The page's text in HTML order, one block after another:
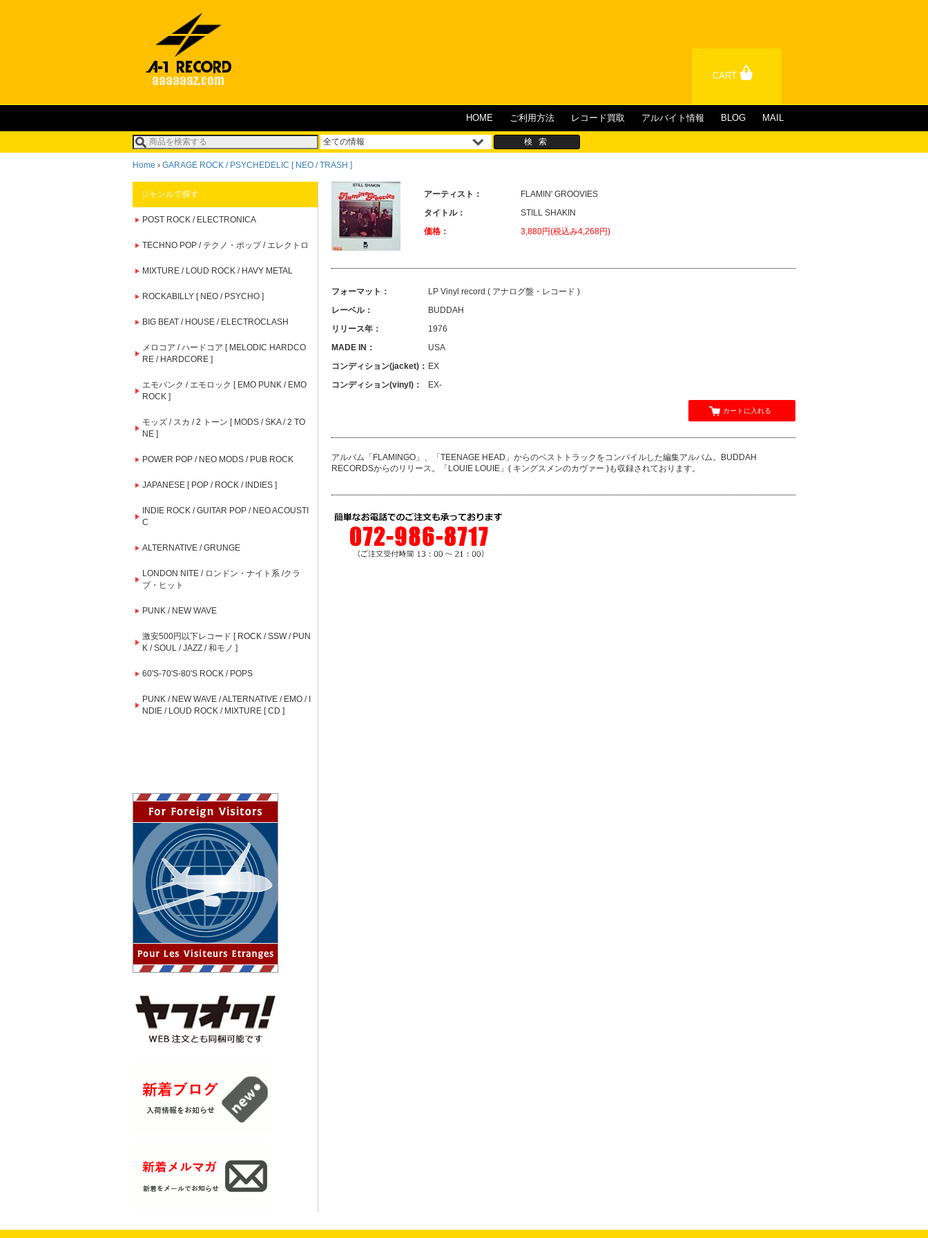
CART
HOME ご利用方法 レコード買取 アルバイト情報 BLOG MAIL
Home › GARAGE ROCK / PSYCHEDELIC [ NEO / TRASH ]
ジャンルで探す
POST ROCK / ELECTRONICA
TECHNO POP / テクノ・ポップ / エレクトロ
MIXTURE / LOUD ROCK / HAVY METAL
ROCKABILLY [ NEO / PSYCHO ]
BIG BEAT / HOUSE / ELECTROCLASH
メロコア / ハードコア [ MELODIC HARDCO
RE / HARDCORE ]
エモパンク / エモロック [ EMO PUNK / EMO
ROCK ]
モッズ / スカ / 2 トーン [ MODS / SKA / 2 TO
NE ]
POWER POP / NEO MODS / PUB ROCK
JAPANESE [ POP / ROCK / INDIES ]
INDIE ROCK / GUITAR POP / NEO ACOUSTI
C
ALTERNATIVE / GRUNGE
LONDON NITE / ロンドン・ナイト系 /クラ
ブ・ヒット
PUNK / NEW WAVE
激安500円以下レコード [ ROCK / SSW / PUN
K / SOUL / JAZZ / 和モノ ]
60'S-70'S-80'S ROCK / POPS
PUNK / NEW WAVE / ALTERNATIVE / EMO / I
NDIE / LOUD ROCK / MIXTURE [ CD ]
アーティスト：
FLAMIN' GROOVIES
タイトル：
STILL SHAKIN
価格：
3,880円(税込み4,268円)
フォーマット：
LP Vinyl record ( アナログ盤・レコード )
レーベル：
BUDDAH
リリース年：
1976
MADE IN：
USA
コンディション(jacket)： EX
コンディション(vinyl)：
EX-
カートに入れる
アルバム「FLAMINGO」、「TEENAGE HEAD」からのベストトラックをコンパイルした編集アルバム。BUDDAH
RECORDSからのリリース。「LOUIE LOUIE」( キングスメンのカヴァー )も収録されております。